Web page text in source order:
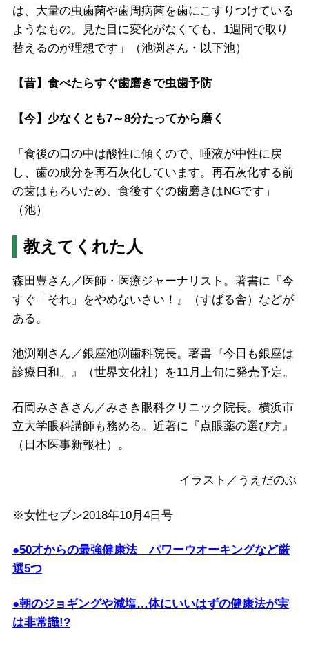
は、大量の虫歯菌や歯周病菌を歯にこすりつけている
ようなもの。見た目に変化がなくても、1週間で取り
替えるのが理想です」（池渕さん・以下池）
【昔】食べたらすぐ歯磨きで虫歯予防
【今】少なくとも7～8分たってから磨く
「食後の口の中は酸性に傾くので、唾液が中性に戻
し、歯の成分を再石灰化しています。再石灰化する前
の歯はもろいため、食後すぐの歯磨きはNGです」
（池）
教えてくれた人
森田豊さん／医師・医療ジャーナリスト。著書に『今
すぐ「それ」をやめないさい！』（すばる舎）などが
ある。
池渕剛さん／銀座池渕歯科院長。著書『今日も銀座は
診療日和。』（世界文化社）を11月上旬に発売予定。
石岡みさきさん／みさき眼科クリニック院長。横浜市
立大学眼科講師も務める。近著に『点眼薬の選び方』
（日本医事新報社）。
イラスト／うえだのぶ
※女性セブン2018年10月4日号
●50才からの最強健康法 パワーウオーキングなど厳
選5つ
●朝のジョギングや減塩…体にいいはずの健康法が実
は非常識!?